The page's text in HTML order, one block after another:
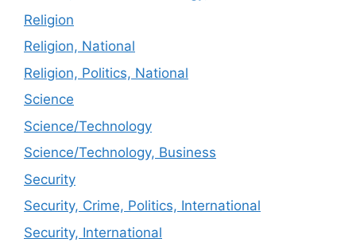
Religion
Religion, National
Religion, Politics, National
Science
Science/Technology
Science/Technology, Business
Security
Security, Crime, Politics, International
Security, International